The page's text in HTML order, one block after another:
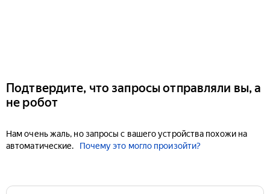
Подтвердите, что запросы отправляли вы, а
не робот
Нам очень жаль, но запросы с вашего устройства похожи на
автоматические.
Почему это могло произойти?